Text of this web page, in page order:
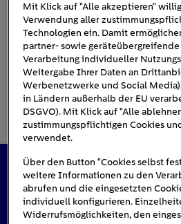
Das könnte Sie auch
Mit Klick auf "Alle akzeptieren"
Verwendung aller
Technologien ein. Damit
partner- sowie
Verarbeitung individueller
Weitergabe Ihrer Daten an
Werbenetzwerke und Social
in Ländern außerhalb der EU
DSGVO). Mit Klick auf "Alle
zustimmungspflichtigen Cookies
verwendet.
Über den Button "Cookies selbst
weitere Informationen zu den
abrufen und die eingesetzten
individuell konfigurieren.
Widerrufsmöglichkeiten, den